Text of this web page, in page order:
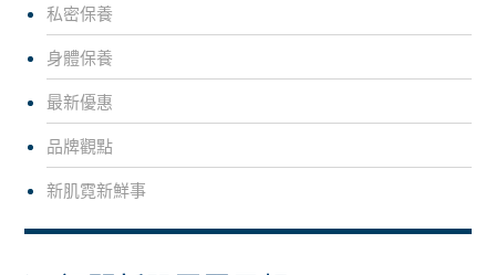
私密保養
身體保養
最新優惠
品牌觀點
新肌霓新鮮事